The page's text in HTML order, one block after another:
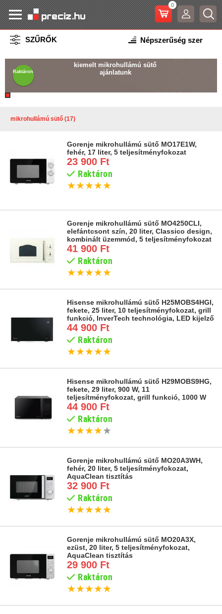
0
Raktáron
kiemelt mikrohullámú sütő
ajánlatunk
mikrohullámú sütő (17)
SZŰRŐK
Gorenje mikrohullámú sütő MO17E1W,
fehér, 17 liter, 5 teljesítményfokozat
23 900 Ft
Raktáron
★★★★★
Gorenje mikrohullámú sütő MO4250CLI,
elefántcsont szín, 20 liter, Classico design,
kombinált üzemmód, 5 teljesítményfokozat
41 900 Ft
Raktáron
★★★★★
Hisense mikrohullámú sütő H25MOBS4HGI,
fekete, 25 liter, 10 teljesítményfokozat, grill
funkció, InverTech technológia, LED kijelző
44 900 Ft
Raktáron
★★★★★
Hisense mikrohullámú sütő H29MOBS9HG,
fekete, 29 liter, 900 W, 11
teljesítményfokozat, grill funkció, 1000 W
44 900 Ft
Raktáron
★★★★★
Gorenje mikrohullámú sütő MO20A3WH,
fehér, 20 liter, 5 teljesítményfokozat,
AquaClean tisztítás
32 900 Ft
Raktáron
★★★★★
Gorenje mikrohullámú sütő MO20A3X,
ezüst, 20 liter, 5 teljesítményfokozat,
AquaClean tisztítás
29 900 Ft
Raktáron
★★★★★